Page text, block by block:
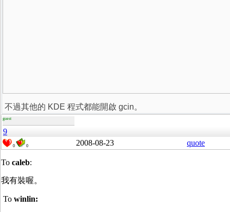
不過其他的 KDE 程式都能開啟 gcin。
guest
9
0 0 2008-08-23 quote
To caleb:
我有裝喔。
To winlin: